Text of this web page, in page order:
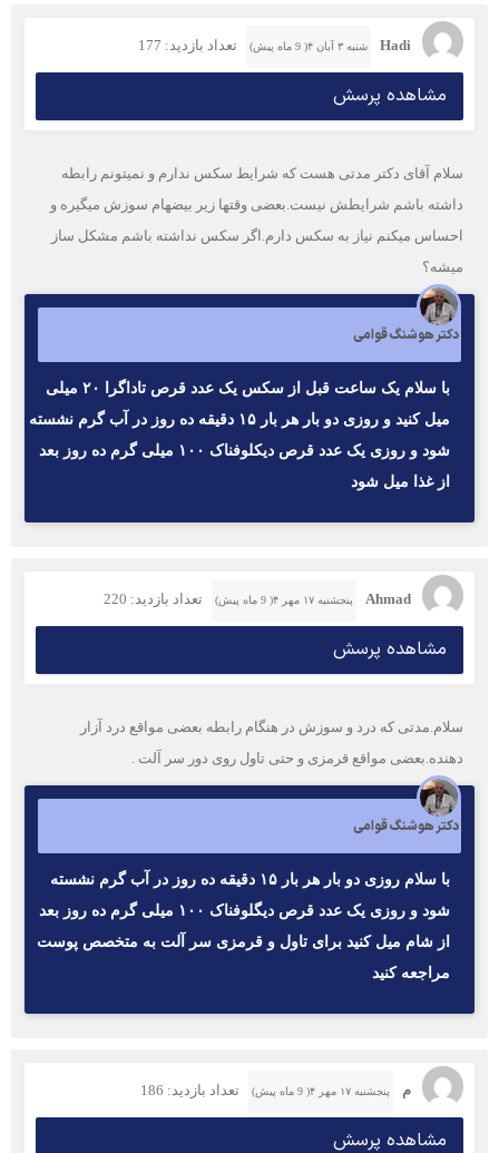
Hadi شنبه ۳ آبان ۴( 9 ماه پیش) تعداد بازدید: 177
مشاهده پرسش
سلام آقای دکتر مدتی هست که شرایط سکس ندارم و نمیتونم رابطه
داشته باشم شرایطش نیست.بعضی وقتها زیر بیضهام سوزش میگیره و
احساس میکنم نیاز به سکس دارم.اگر سکس نداشته باشم مشکل ساز
میشه؟
دکتر هوشنگ قوامی
با سلام یک ساعت قبل از سکس یک عدد قرص تاداگرا ۲۰ میلی
میل کنید و روزی دو بار هر بار ۱۵ دقیقه ده روز در آب گرم نشسته
شود و روزی یک عدد قرص دیکلوفناک ۱۰۰ میلی گرم ده روز بعد
از غذا میل شود
Ahmad پنجشنبه ۱۷ مهر ۴( 9 ماه پیش) تعداد بازدید: 220
مشاهده پرسش
سلام.مدتی که درد و سوزش در هنگام رابطه بعضی مواقع درد آزار
دهنده.بعضی مواقع قرمزی و حتی تاول روی دور سر آلت .
دکتر هوشنگ قوامی
با سلام روزی دو بار هر بار ۱۵ دقیقه ده روز در آب گرم نشسته
شود و روزی یک عدد قرص دیگلوفناک ۱۰۰ میلی گرم ده روز بعد
از شام میل کنید برای تاول و قرمزی سر آلت به متخصص پوست
مراجعه کنید
م پنجشنبه ۱۷ مهر ۴( 9 ماه پیش) تعداد بازدید: 186
مشاهده پرسش